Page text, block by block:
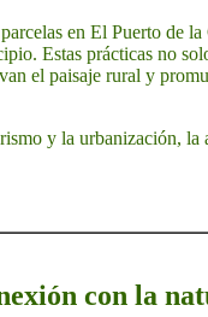
en El Puerto de
Estas prácticas no
el paisaje rural y
y la urbanización, la
con la